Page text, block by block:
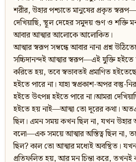
শরীর, উহার পশ্চাতে মানুষের প্রকৃত
দেখিয়াছি, স্থূল দেহের সমুদয় গুণ ও
আবার আত্মার আলোকে আলোকিত।
আত্মার স্বরূপ সম্বন্ধে আবার নানা প্রশ্ন
সচ্চিদানন্দই আত্মার স্বরূপ—এই যুক্তি হইতে
করিতে হয়, তবে স্বভাবতই প্রমাণিত
হইতে পারে না। যাহা স্বপ্রকাশ-অপর বস্তু-
হইতে উৎপন্ন হইতে পারে না।আমরা
হইতে হয় নাই—আত্মা তো দূরের কথা।
ছিল। এমন সময় কখন ছিল না, যখন উহার
বলো—এক সময়ে আত্মার অস্তিত্ব ছিল না,
ছিল? কাল তো আত্মার মধ্যেই অবস্থিত।
প্রতিফলিত হয়, আর মন চিন্তা করে, তখনই